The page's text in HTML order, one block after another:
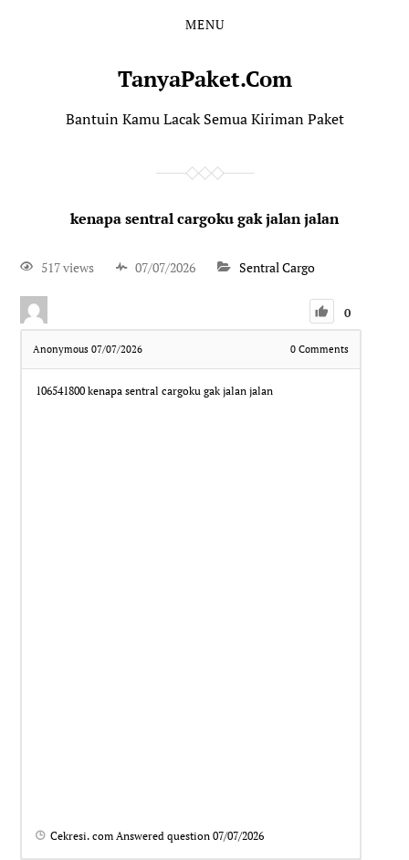
MENU
TanyaPaket.Com
Bantuin Kamu Lacak Semua Kiriman Paket
kenapa sentral cargoku gak jalan jalan
517 views 07/07/2026 Sentral Cargo
0
Anonymous07/07/2026 0Comments
106541800 kenapa sentral cargoku gak jalan jalan
Cekresi. com Answered question07/07/2026